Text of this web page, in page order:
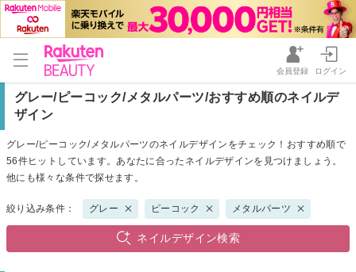
会員登録 ログイン
グレー/ピーコック/メタルパーツ/おすすめ順のネイルデ
ザイン
グレー/ピーコック/メタルパーツのネイルデザインをチェック！おすすめ順で
56件ヒットしています。あなたに合ったネイルデザインを見つけましょう。
他にも様々な条件で探せます。
絞り込み条件： グレー ピーコック メタルパーツ
ネイルデザイン検索